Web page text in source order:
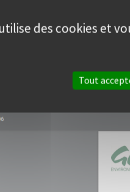
des cookies et
Tout